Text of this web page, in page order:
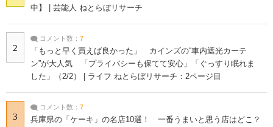
中】 | 芸能人 ねとらぼリサーチ
2
コメント数： 7
「もっと早く買えば良かった」 カインズの“車内遮光カーテ
ン”が大人気 「プライバシーも保てて安心」「ぐっすり眠れま
した」（2/2） | ライフ ねとらぼリサーチ：2ページ目
3
コメント数： 7
兵庫県の「ケーキ」の名店10選！ 一番うまいと思う店はどこ？